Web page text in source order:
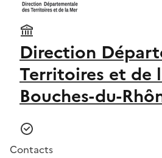
Direction
Territoires et de
Bouches-du-
Contacts